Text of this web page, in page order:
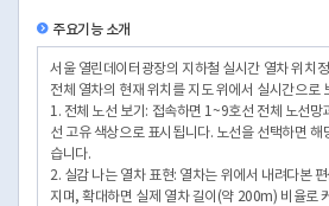
주요기능 소개
서울 열린데이터광장의 지하철 실시간 열차 위치
전체 열차의 현재 위치를 지도 위에서 실시간으로
1. 전체 노선 보기: 접속하면 1~9호선 전체 노선망
선 고유 색상으로 표시됩니다. 노선을 선택하면 해
습니다.
2. 실감 나는 열차 표현: 열차는 위에서 내려다본
지며, 확대하면 실제 열차 길이(약 200m) 비율로